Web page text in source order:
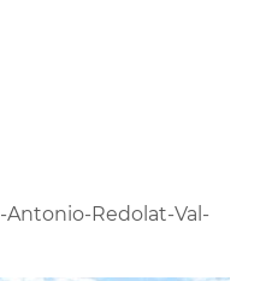
Antonio-Redolat-Val-